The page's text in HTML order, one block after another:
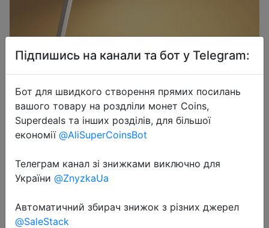
2022-11-09
Table Lamp Eyes Protection Touch
Dimmable LED Light Student
Dormitory Bedroom Reading USB
Підпишись на канали та бот у Telegram:
Бот для швидкого створення прямих посилань
вашого товару на роздліли монет Coins,
Superdeals та інших розділів, для більшої
економії @AliSuperCoinsBot
Телеграм канал зі знижками виключно для
України @ZnyzkaUa
Автоматичний збирач знижок з різних джерел
@SaleStack